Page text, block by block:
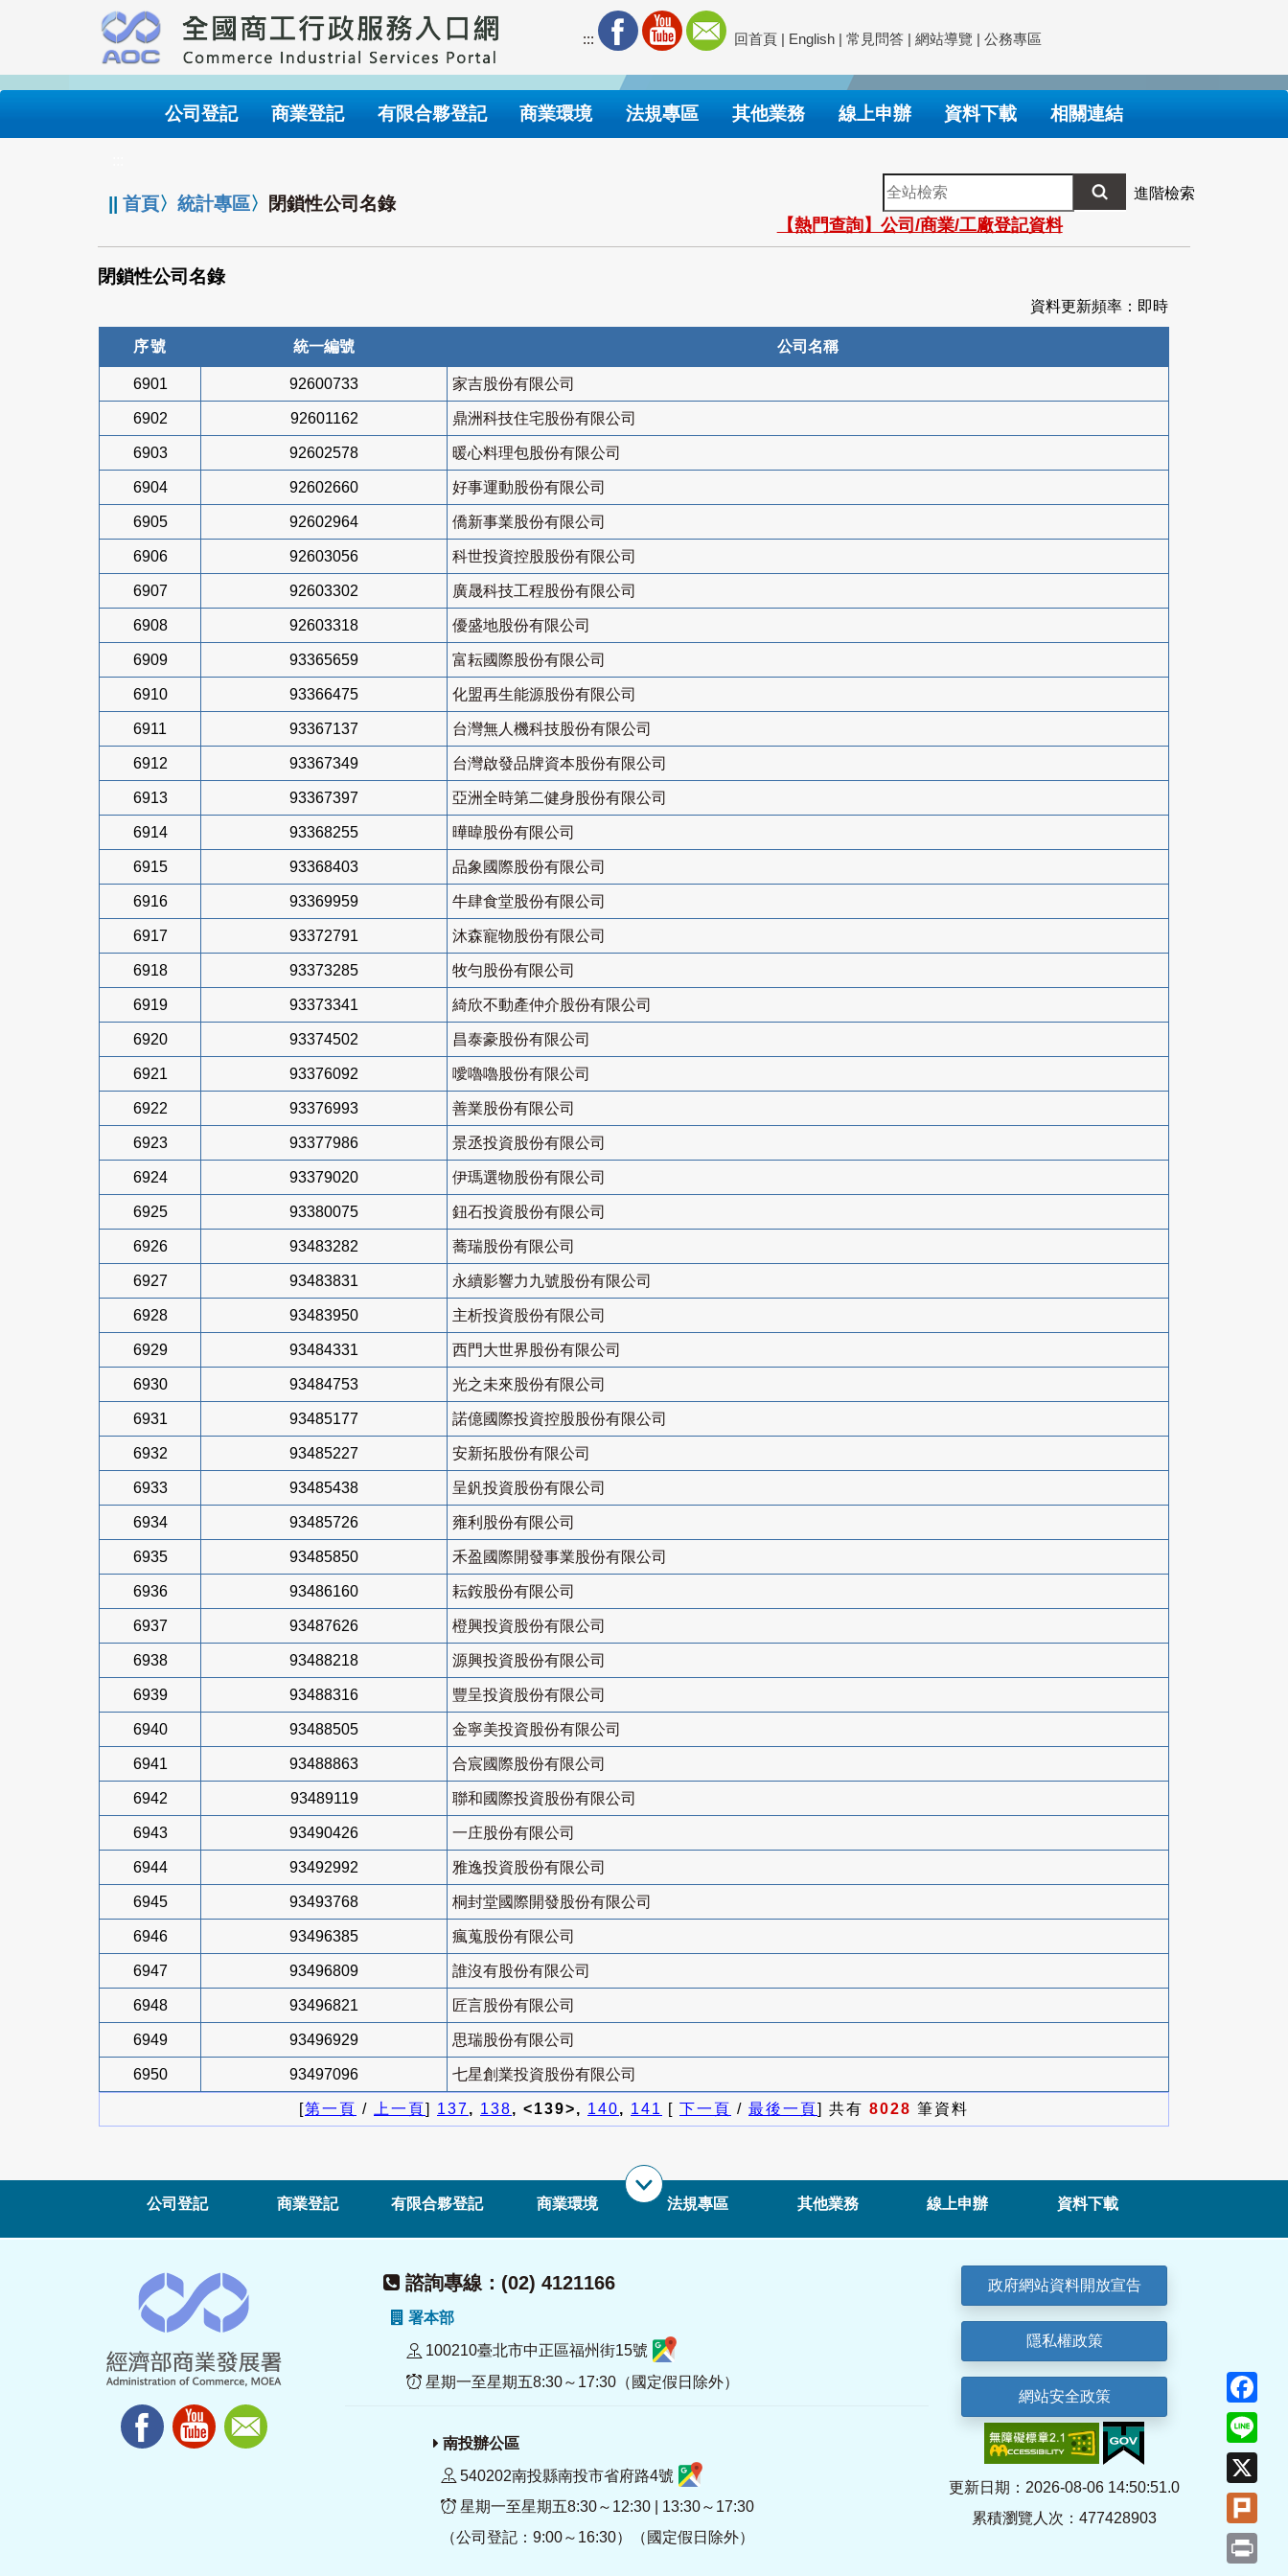
要
內
::: 回首頁 | English | 常見問答 | 網站導覽 | 公務專區
公司登記 商業登記 有限合夥登記 商業環境 法規專區 其他業務 線上申辦 資料下載 相關連結
||首頁〉統計專區〉 閉鎖性公司名錄
全
站
檢
索
進階檢索
【熱門查詢】公司/商業/工廠登記資料
閉鎖性公司名錄
資料更新頻率：即時
序號 統一編號 公司名稱
6901 92600733 家吉股份有限公司
6902 92601162 鼎洲科技住宅股份有限公司
6903 92602578 暖心料理包股份有限公司
6904 92602660 好事運動股份有限公司
6905 92602964 僑新事業股份有限公司
6906 92603056 科世投資控股股份有限公司
6907 92603302 廣晟科技工程股份有限公司
6908 92603318 優盛地股份有限公司
6909 93365659 富耘國際股份有限公司
6910 93366475 化盟再生能源股份有限公司
6911 93367137 台灣無人機科技股份有限公司
6912 93367349 台灣啟發品牌資本股份有限公司
6913 93367397 亞洲全時第二健身股份有限公司
6914 93368255 曄暐股份有限公司
6915 93368403 品象國際股份有限公司
6916 93369959 牛肆食堂股份有限公司
6917 93372791 沐森寵物股份有限公司
6918 93373285 牧勻股份有限公司
6919 93373341 綺欣不動產仲介股份有限公司
6920 93374502 昌泰豪股份有限公司
6921 93376092 噯嚕嚕股份有限公司
6922 93376993 善業股份有限公司
6923 93377986 景丞投資股份有限公司
6924 93379020 伊瑪選物股份有限公司
6925 93380075 鈕石投資股份有限公司
6926 93483282 蕎瑞股份有限公司
6927 93483831 永續影響力九號股份有限公司
6928 93483950 主析投資股份有限公司
6929 93484331 西門大世界股份有限公司
6930 93484753 光之未來股份有限公司
6931 93485177 諾億國際投資控股股份有限公司
6932 93485227 安新拓股份有限公司
6933 93485438 呈釩投資股份有限公司
6934 93485726 雍利股份有限公司
6935 93485850 禾盈國際開發事業股份有限公司
6936 93486160 耘銨股份有限公司
6937 93487626 橙興投資股份有限公司
6938 93488218 源興投資股份有限公司
6939 93488316 豐呈投資股份有限公司
6940 93488505 金寧美投資股份有限公司
6941 93488863 合宸國際股份有限公司
6942 93489119 聯和國際投資股份有限公司
6943 93490426 一庄股份有限公司
6944 93492992 雅逸投資股份有限公司
6945 93493768 桐封堂國際開發股份有限公司
6946 93496385 瘋蒐股份有限公司
6947 93496809 誰沒有股份有限公司
6948 93496821 匠言股份有限公司
6949 93496929 思瑞股份有限公司
6950 93497096 七星創業投資股份有限公司
[第一頁 / 上一頁] 137, 138, <139>, 140, 141 [ 下一頁 / 最後一頁] 共有 8028 筆資料
公司登記 商業登記 有限合夥登記 商業環境 法規專區 其他業務 線上申辦 資料下載
諮詢專線：(02) 4121166
署本部
100210臺北市中正區福州街15號
星期一至星期五8:30～17:30（國定假日除外）
南投辦公區
540202南投縣南投市省府路4號
星期一至星期五8:30～12:30 | 13:30～17:30
（公司登記：9:00～16:30）（國定假日除外）
政府網站資料開放宣告
隱私權政策
網站安全政策
更新日期：2026-08-06 14:50:51.0
累積瀏覽人次：477428903